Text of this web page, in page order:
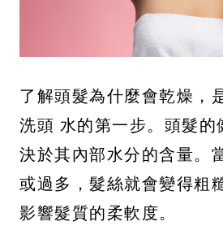
了解頭髮為什麼會乾燥，
洗頭 水的第一步。頭髮的
決於其內部水分的含量。
或過多，髮絲就會變得粗
影響髮質的柔軟度。